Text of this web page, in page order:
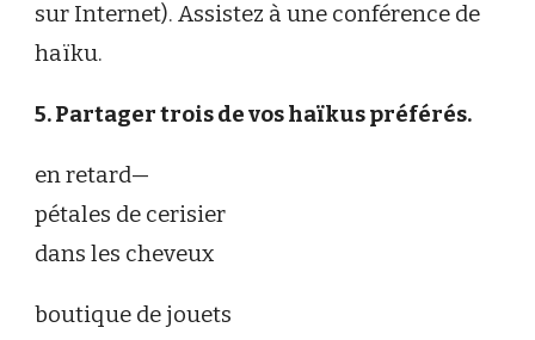
sur Internet). Assistez à une conférence de
haïku.
5. Partager trois de vos haïkus préférés.
en retard—
pétales de cerisier
dans les cheveux
boutique de jouets